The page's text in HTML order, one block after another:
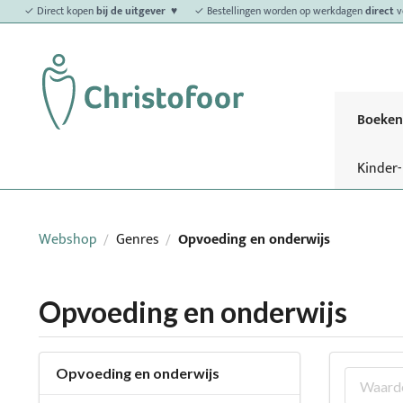
✓ Direct kopenbij de uitgever ♥ ✓ Bestellingen worden op werkdagendirect
Boeken
Webshop / Genres / Opvoeding en onderwijs
Opvoeding en onderwijs
Opvoeding en onderwijs